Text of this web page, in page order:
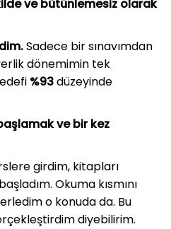
ve bütünlemesiz olarak
Sadece bir sınavımdan
dönemimin tek
%93düzeyinde
ve bir kez
girdim, kitapları
Okuma kısmını
o konuda da. Bu
diyebilirim.